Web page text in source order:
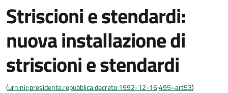
Striscioni e stendardi:
nuova installazione di
striscioni e stendardi
(urn:nir:presidente.repubblica:decreto:1992-12-16;495~art53)